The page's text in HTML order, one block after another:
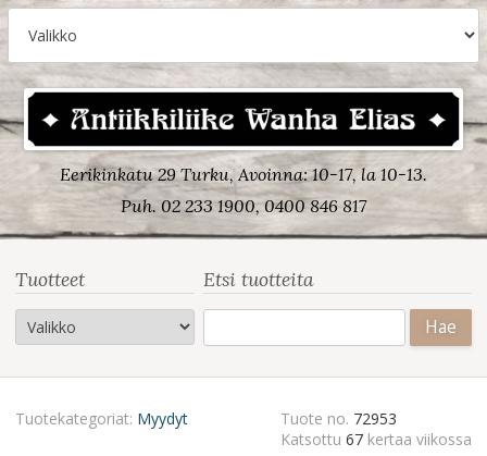
Eerikinkatu 29 Turku, Avoinna: 10-17, la 10-13.
Puh. 02 233 1900, 0400 846 817
Tuotteet Etsi tuotteita
Tuotekategoriat: Myydyt Tuote no. 72953
Katsottu 67 kertaa viikossa